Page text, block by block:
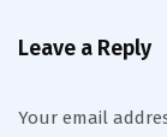
Leave a Reply
Your email